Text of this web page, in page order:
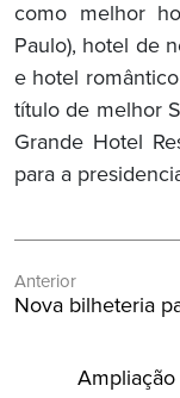
como melhor
Paulo), hotel de
e hotel
título de melhor
Grande Hotel
para a
de
Anterior
Post
Nova bilheteria
Próximo